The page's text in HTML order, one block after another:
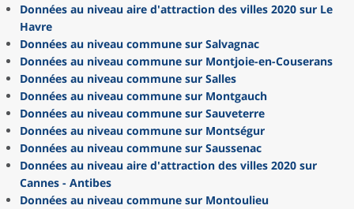
Données au niveau aire d'attraction des villes 2020 sur Le
Havre
Données au niveau commune sur Salvagnac
Données au niveau commune sur Montjoie-en-Couserans
Données au niveau commune sur Salles
Données au niveau commune sur Montgauch
Données au niveau commune sur Sauveterre
Données au niveau commune sur Montségur
Données au niveau commune sur Saussenac
Données au niveau aire d'attraction des villes 2020 sur
Cannes - Antibes
Données au niveau commune sur Montoulieu